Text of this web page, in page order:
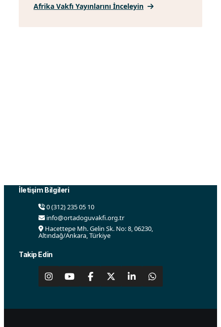
Afrika Vakfı Yayınlarını İnceleyin
İletişim Bilgileri
0 (312) 235 05 10
info@ortadoguvakfi.org.tr
Hacettepe Mh. Gelin Sk. No: 8, 06230,
Altındağ/Ankara, Türkiye
Takip Edin